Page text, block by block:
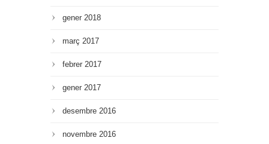
gener 2018
març 2017
febrer 2017
gener 2017
desembre 2016
novembre 2016